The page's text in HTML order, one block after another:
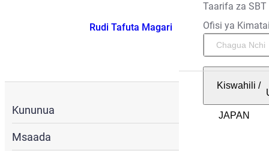
Taarifa za SBT
Ofisi ya
Kiswahili /
Rudi Tafuta Magari
Kununua
Msaada